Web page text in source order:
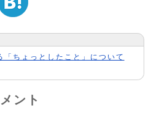
ちょっとしたこと」について
ント